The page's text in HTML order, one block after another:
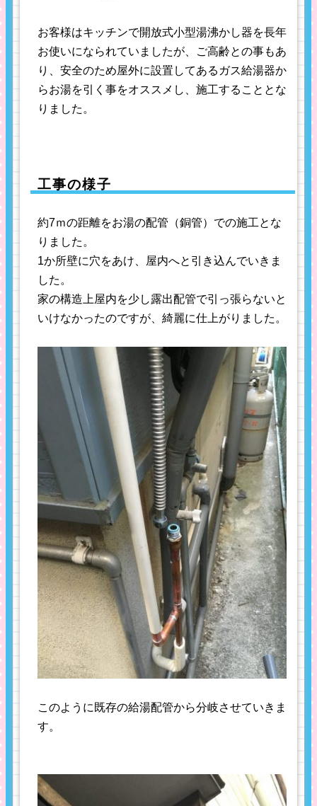
お客様はキッチンで開放式小型湯沸かし器を長年
お使いになられていましたが、ご高齢との事もあ
り、安全のため屋外に設置してあるガス給湯器か
らお湯を引く事をオススメし、施工することとな
りました。
工事の様子
約7ｍの距離をお湯の配管（銅管）での施工とな
りました。
1か所壁に穴をあけ、屋内へと引き込んでいきま
した。
家の構造上屋内を少し露出配管で引っ張らないと
いけなかったのですが、綺麗に仕上がりました。
このように既存の給湯配管から分岐させていきま
す。